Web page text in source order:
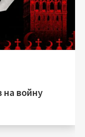
на войну